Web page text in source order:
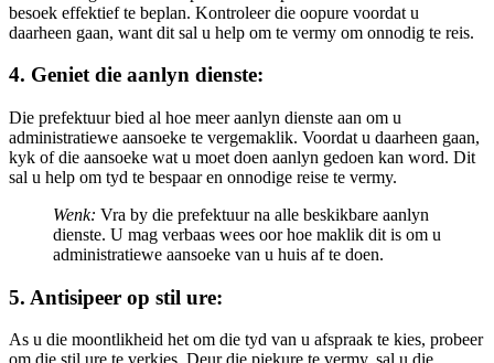
besoek effektief te beplan. Kontroleer die oopure voordat u
daarheen gaan, want dit sal u help om te vermy om onnodig te reis.
4. Geniet die aanlyn dienste:
Die prefektuur bied al hoe meer aanlyn dienste aan om u
administratiewe aansoeke te vergemaklik. Voordat u daarheen gaan,
kyk of die aansoeke wat u moet doen aanlyn gedoen kan word. Dit
sal u help om tyd te bespaar en onnodige reise te vermy.
Wenk: Vra by die prefektuur na alle beskikbare aanlyn
dienste. U mag verbaas wees oor hoe maklik dit is om u
administratiewe aansoeke van u huis af te doen.
5. Antisipeer op stil ure:
As u die moontlikheid het om die tyd van u afspraak te kies, probeer